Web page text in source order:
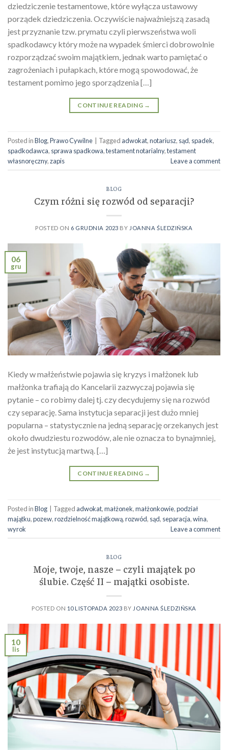
dziedziczenie testamentowe, które wyłącza ustawowy
porządek dziedziczenia. Oczywiście najważniejszą zasadą
jest przyznanie tzw. prymatu czyli pierwszeństwa woli
spadkodawcy który może na wypadek śmierci dobrowolnie
rozporządzać swoim majątkiem, jednak warto pamiętać o
zagrożeniach i pułapkach, które mogą spowodować, że
testament pomimo jego sporządzenia […]
CONTINUE READING →
Posted inBlog,Prawo Cywilne Tagged adwokat,notariusz, sąd, spadek,
spadkodawca, sprawa spadkowa,testament notarialny,testament
własnoręczny,zapis Leave a comment
BLOG
Czym różni się rozwód od separacji?
POSTED ON 6 GRUDNIA 2023 BY JOANNA ŚLEDZIŃSKA
06
gru
Kiedy w małżeństwie pojawia się kryzys i małżonek lub
małżonka trafiają do Kancelarii zazwyczaj pojawia się
pytanie – co robimy dalej tj. czy decydujemy się na rozwód
czy separację. Sama instytucja separacji jest dużo mniej
popularna – statystycznie na jedną separację orzekanych jest
około dwudziestu rozwodów, ale nie oznacza to bynajmniej,
że jest instytucją martwą. […]
CONTINUE READING →
Posted inBlog Tagged adwokat,małżonek,małżonkowie,podział
majątku,pozew,rozdzielność majątkową,rozwód, sąd, separacja,wina,
wyrok
Leave a comment
BLOG
Moje, twoje, nasze – czyli majątek po
ślubie. Część II – majątki osobiste.
POSTED ON 10 LISTOPADA 2023 BY JOANNA ŚLEDZIŃSKA
10
lis